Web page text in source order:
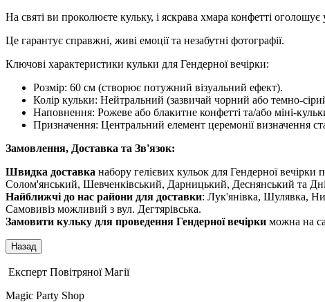
На святі ви проколюєте кульку, і яскрава хмара конфетті оголошує
Це гарантує справжні, живі емоції та незабутні фотографії.
Ключові характеристики кульки для Гендерної вечірки:
Розмір: 60 см (створює потужний візуальний ефект).
Колір кульки: Нейтральний (зазвичай чорний або темно-
Наповнення: Рожеве або блакитне конфетті та/або міні-
Призначення: Центральний елемент церемонії визначення
Замовлення, Доставка та Зв'язок:
Швидка доставка набору гелієвих кульок для Гендерної
Солом'янський, Шевченківський, Дарницький, Деснянський та
Найближчі до нас райони для доставки: Лук'янівка, Шулявка,
Самовивіз можливий з вул. Дегтярівська.
Замовити кульку для проведення Гендерної вечірки можна на
Експерт Повітряної Магії
Magic Party Shop